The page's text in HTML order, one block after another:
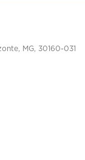
MG, 30160-031